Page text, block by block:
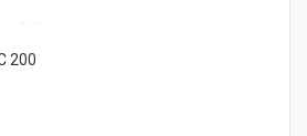
200